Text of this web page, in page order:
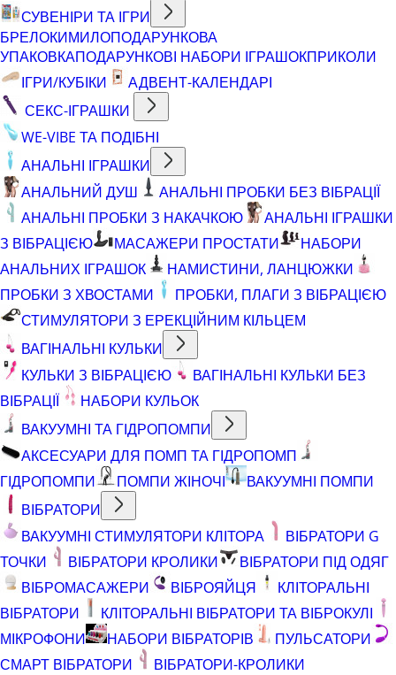
СУВЕНІРИ ТА ІГРИ
БРЕЛОКИМИЛОПОДАРУНКОВА
УПАКОВКАПОДАРУНКОВІ НАБОРИ ІГРАШОКПРИКОЛИ
ІГРИ/КУБІКИ
АДВЕНТ-КАЛЕНДАРІ
СЕКС-ІГРАШКИ
WE-VIBE ТА ПОДІБНІ
АНАЛЬНІ ІГРАШКИ
АНАЛЬНИЙ ДУШ
АНАЛЬНІ ПРОБКИ БЕЗ ВІБРАЦІЇ
АНАЛЬНІ ПРОБКИ З НАКАЧКОЮ
АНАЛЬНІ ІГРАШКИ
З ВІБРАЦІЄЮ
МАСАЖЕРИ ПРОСТАТИ
НАБОРИ
АНАЛЬНИХ ІГРАШОК
НАМИСТИНИ, ЛАНЦЮЖКИ
ПРОБКИ З ХВОСТАМИ
ПРОБКИ, ПЛАГИ З ВІБРАЦІЄЮ
СТИМУЛЯТОРИ З ЕРЕКЦІЙНИМ КІЛЬЦЕМ
ВАГІНАЛЬНІ КУЛЬКИ
КУЛЬКИ З ВІБРАЦІЄЮ
ВАГІНАЛЬНІ КУЛЬКИ БЕЗ
ВІБРАЦІЇ
НАБОРИ КУЛЬОК
ВАКУУМНІ ТА ГІДРОПОМПИ
АКСЕСУАРИ ДЛЯ ПОМП ТА ГІДРОПОМП
ГІДРОПОМПИ
ПОМПИ ЖІНОЧІ
ВАКУУМНІ ПОМПИ
ВІБРАТОРИ
ВАКУУМНІ СТИМУЛЯТОРИ КЛІТОРА
ВІБРАТОРИ G
ТОЧКИ
ВІБРАТОРИ КРОЛИКИ
ВІБРАТОРИ ПІД ОДЯГ
ВІБРОМАСАЖЕРИ
ВІБРОЯЙЦЯ
КЛІТОРАЛЬНІ
ВІБРАТОРИ
КЛІТОРАЛЬНІ ВІБРАТОРИ ТА ВІБРОКУЛІ
МІКРОФОНИ
НАБОРИ ВІБРАТОРІВ
ПУЛЬСАТОРИ
СМАРТ ВІБРАТОРИ
ВІБРАТОРИ-КРОЛИКИ